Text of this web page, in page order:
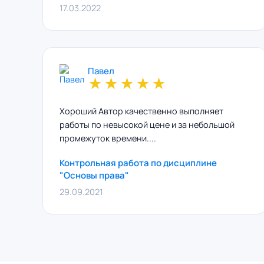
17.03.2022
Павел
★★★★★
Хороший Автор качественно выполняет
работы по невысокой цене и за небольшой
промежуток времени....
Контрольная работа по дисциплине
"Основы права"
29.09.2021